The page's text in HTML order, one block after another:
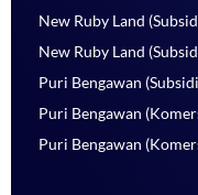
New Ruby Land
New Ruby Land
Puri Bengawan
Puri Bengawan
Puri Bengawan